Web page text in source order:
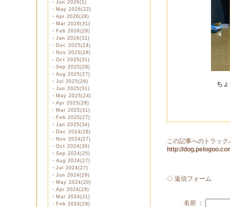
・ Jun 2026(1)
・ May 2026(22)
・ Apr 2026(28)
・ Mar 2026(31)
・ Feb 2026(28)
・ Jan 2026(31)
・ Dec 2025(24)
・ Nov 2025(28)
・ Oct 2025(31)
・ Sep 2025(28)
・ Aug 2025(27)
・ Jul 2025(29)
・ Jun 2025(31)
・ May 2025(24)
・ Apr 2025(28)
・ Mar 2025(31)
・ Feb 2025(27)
・ Jan 2025(34)
・ Dec 2024(26)
・ Nov 2024(27)
・ Oct 2024(30)
・ Sep 2024(25)
・ Aug 2024(27)
・ Jul 2024(27)
・ Jun 2024(29)
・ May 2024(20)
・ Apr 2024(29)
・ Mar 2024(31)
・ Feb 2024(28)
ち
この記事へのトラッ
http://
◇ 返信フォーム
名前 ：